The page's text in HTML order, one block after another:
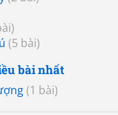
(5 bài)
bài nhất
(1 bài)